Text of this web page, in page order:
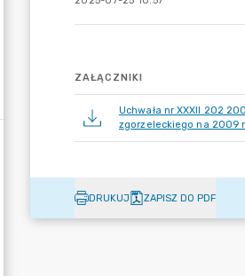
ZAŁĄCZNIKI
Uchwała nr XXXII 202
zgorzeleckiego na 2009
DRUKUJ ZAPISZ DO PDF